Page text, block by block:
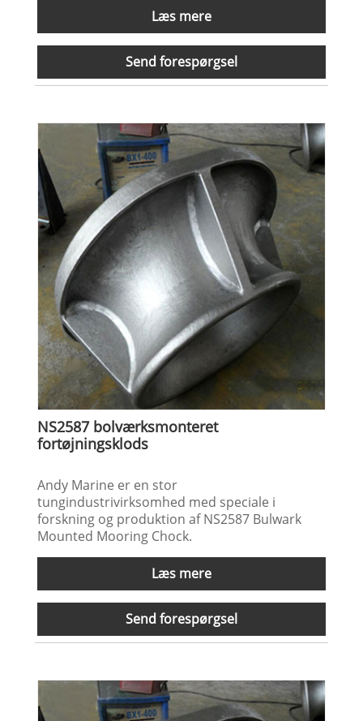
Læs mere
Send forespørgsel
NS2587 bolværksmonteret
fortøjningsklods
Andy Marine er en stor
tungindustrivirksomhed med speciale i
forskning og produktion af NS2587 Bulwark
Mounted Mooring Chock.
Læs mere
Send forespørgsel